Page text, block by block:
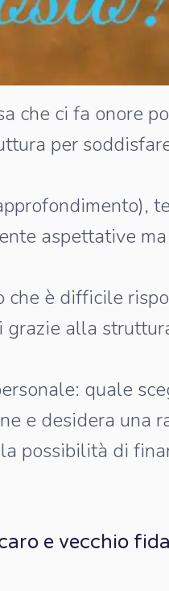
che ci fa onore
per
aspettative
è difficile
alla
quale
e desidera una
possibilità di
e vecchio